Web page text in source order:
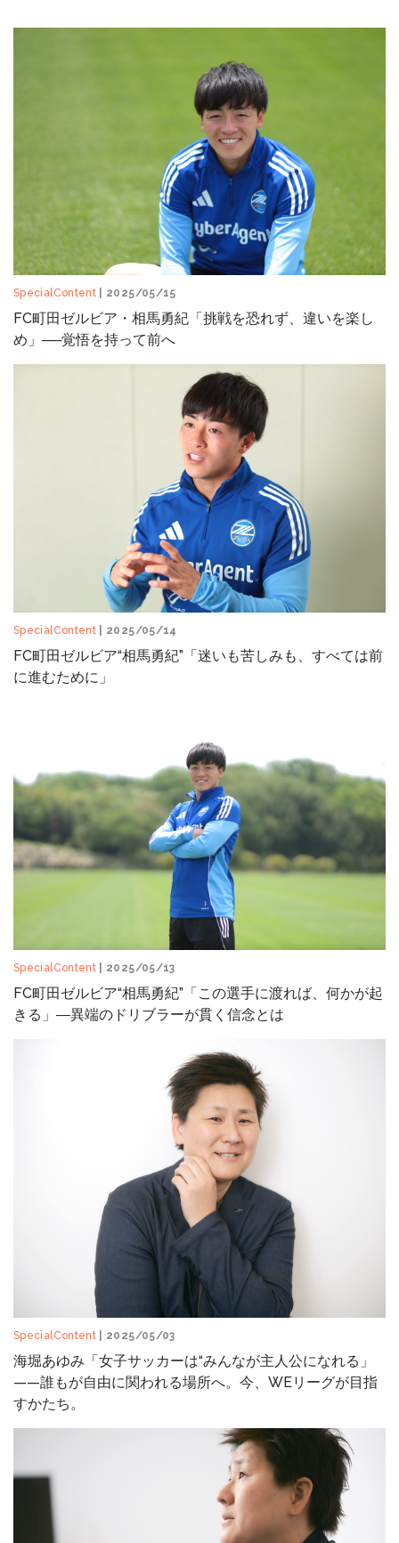
SpecialContent | 2025/05/15
FC町田ゼルビア・相馬勇紀「挑戦を恐れず、違いを楽し
め」──覚悟を持って前へ
SpecialContent | 2025/05/14
FC町田ゼルビア“相馬勇紀”「迷いも苦しみも、すべては前
に進むために」
SpecialContent | 2025/05/13
FC町田ゼルビア“相馬勇紀”「この選手に渡れば、何かが起
きる」―異端のドリブラーが貫く信念とは
SpecialContent | 2025/05/03
海堀あゆみ「女子サッカーは“みんなが主人公になれる」
——誰もが自由に関われる場所へ。今、WEリーグが目指
すかたち。